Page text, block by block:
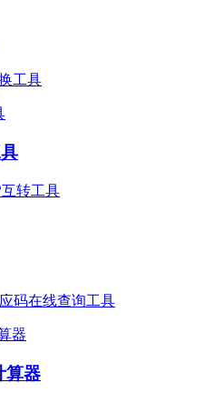
工具
转工具
码在线查询工具
算器